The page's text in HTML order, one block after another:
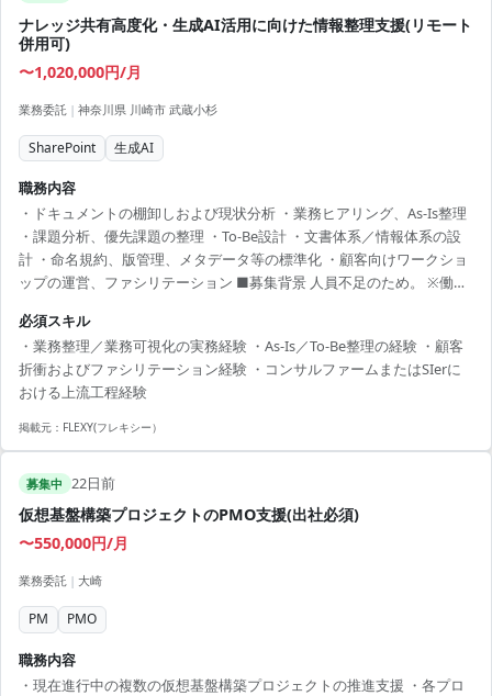
ナレッジ共有高度化・生成AI活用に向けた情報整理支援(リモート
併用可)
〜1,020,000円/月
業務委託 | 神奈川県 川崎市 武蔵小杉
SharePoint 生成AI
職務内容
・ドキュメントの棚卸しおよび現状分析 ・業務ヒアリング、As-Is整理
・課題分析、優先課題の整理 ・To-Be設計 ・文書体系／情報体系の設
計 ・命名規約、版管理、メタデータ等の標準化 ・顧客向けワークショ
ップの運営、ファシリテーション ■募集背景 人員不足のため。 ※働き
必須スキル
・業務整理／業務可視化の実務経験 ・As-Is／To-Be整理の経験 ・顧客
折衝およびファシリテーション経験 ・コンサルファームまたはSIerに
おける上流工程経験
掲載元： FLEXY(フレキシー）
募集中 22日前
仮想基盤構築プロジェクトのPMO支援(出社必須)
〜550,000円/月
業務委託 | 大崎
PM PMO
職務内容
・現在進行中の複数の仮想基盤構築プロジェクトの推進支援 ・各プロ